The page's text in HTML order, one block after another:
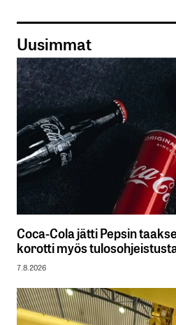
Uusimmat
Coca-Cola jätti Pepsin
korotti myös
7.8.2026